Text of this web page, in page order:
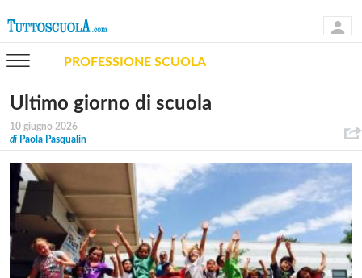
PROFESSIONE SCUOLA
Ultimo giorno di scuola
10 giugno 2026
di Paola Pasqualin